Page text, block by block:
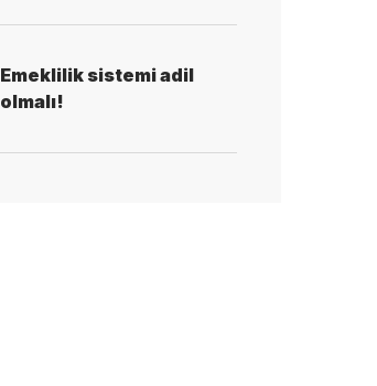
Emeklilik sistemi adil
olmalı!